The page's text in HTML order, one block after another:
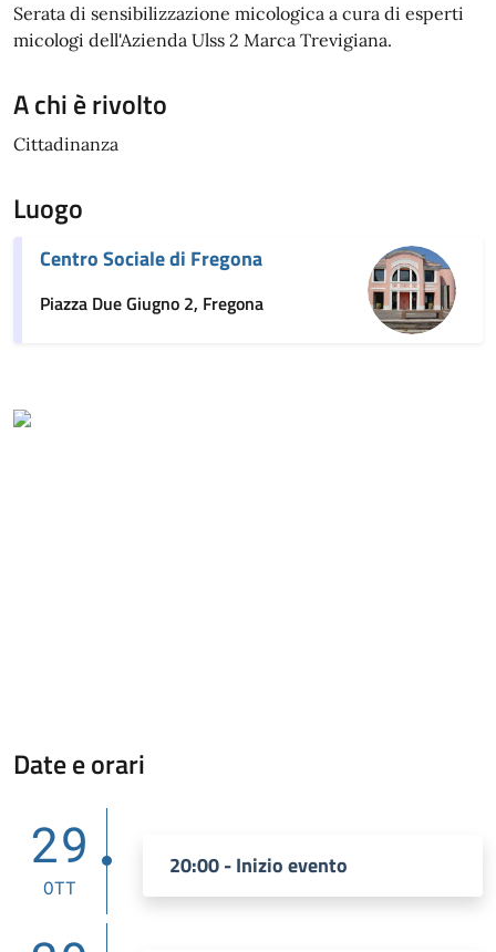
Serata di sensibilizzazione micologica a cura di esperti
micologi dell'Azienda Ulss 2 Marca Trevigiana.
A chi è rivolto
Cittadinanza
Luogo
Centro Sociale di Fregona
Piazza Due Giugno 2, Fregona
Date e orari
29
OTT
20:00 - Inizio evento